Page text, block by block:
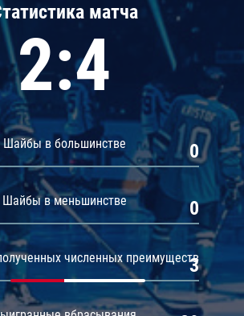
матча
2:4
Шайбы в большинстве 0
Шайбы в меньшинстве 0
численных преимуществ
3